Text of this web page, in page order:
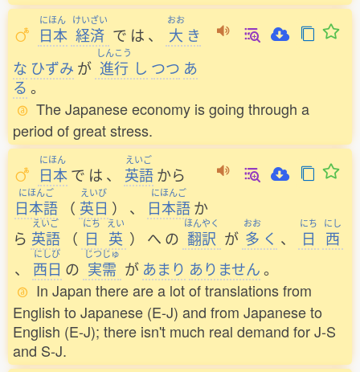
にほん
日本
けいざい
経済 で は 、
おお
大 き
な ひずみ が
しんこう
進行 し つつ あ
る 。
The Japanese economy is going through a
period of great stress.
にほん
日本 で は 、
えいご
英語 から
にほんご
日本語 （
えいび
英日 ） 、
にほんご
日本語か
ら
えいご
英語 （
にち
日
えい
英 ） へ の
ほんやく
翻訳 が
おお
多 く 、
にち
日
にし
西
、
にしび
西日 の
じつじゅ
実需 が あまり ありません。
In Japan there are a lot of translations from
English to Japanese (E-J) and from Japanese to
English (E-J); there isn't much real demand for J-S
and S-J.